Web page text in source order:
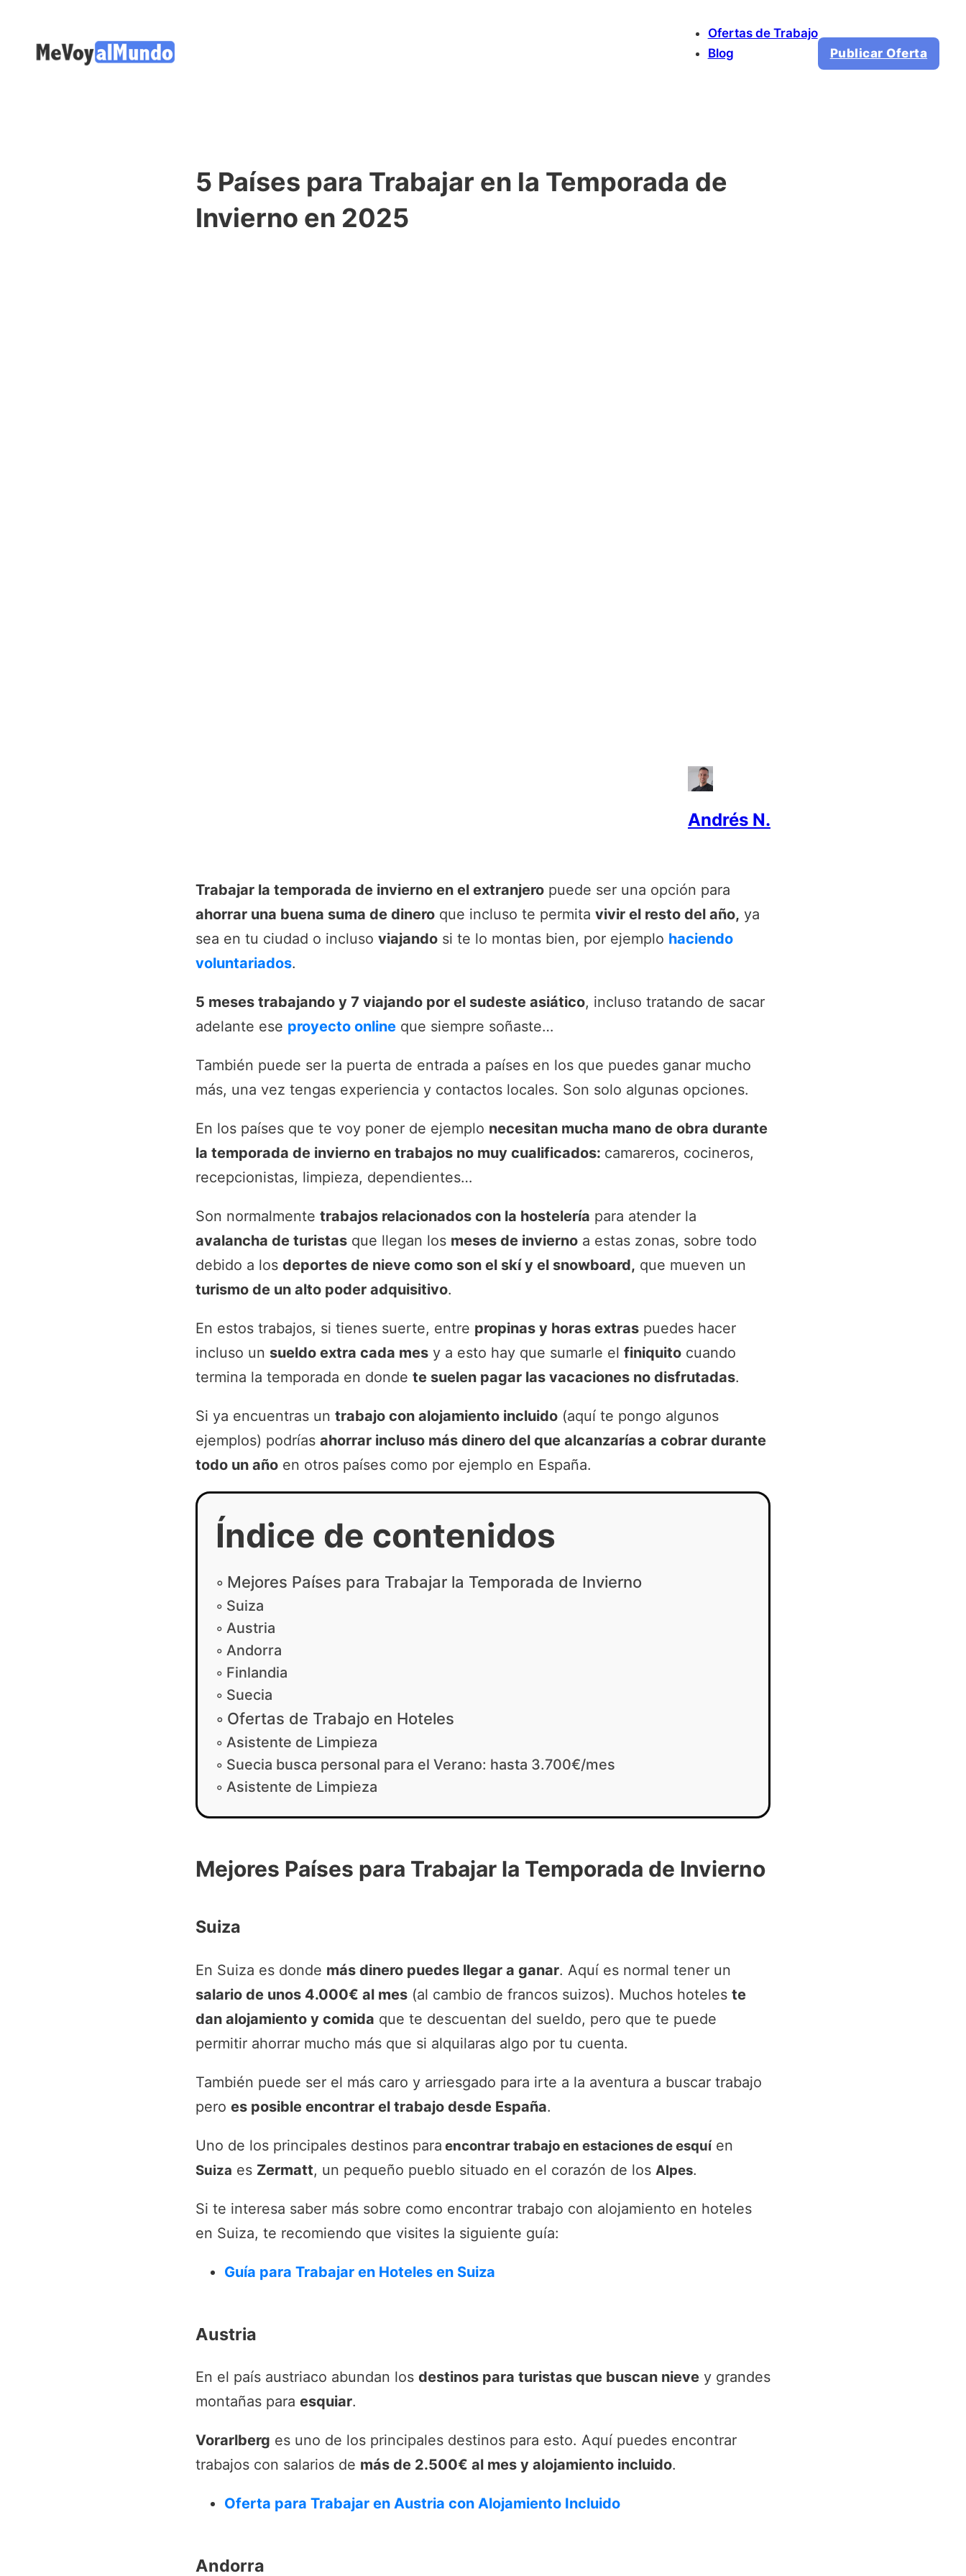
Ofertas de Trabajo
Blog
Publicar Oferta
5 Países para Trabajar en la Temporada de
Invierno en 2025
Andrés N.
Trabajar la temporada de invierno en el extranjero puede ser una opción para
ahorrar una buena suma de dinero que incluso te permita vivir el resto del año, ya
sea en tu ciudad o incluso viajando si te lo montas bien, por ejemplo haciendo
voluntariados.
5 meses trabajando y 7 viajando por el sudeste asiático, incluso tratando de sacar
adelante ese proyecto online que siempre soñaste…
También puede ser la puerta de entrada a países en los que puedes ganar mucho
más, una vez tengas experiencia y contactos locales. Son solo algunas opciones.
En los países que te voy poner de ejemplo necesitan mucha mano de obra durante
la temporada de invierno en trabajos no muy cualificados: camareros, cocineros,
recepcionistas, limpieza, dependientes…
Son normalmente trabajos relacionados con la hostelería para atender la
avalancha de turistas que llegan los meses de invierno a estas zonas, sobre todo
debido a los deportes de nieve como son el skí y el snowboard, que mueven un
turismo de un alto poder adquisitivo.
En estos trabajos, si tienes suerte, entre propinas y horas extras puedes hacer
incluso un sueldo extra cada mes y a esto hay que sumarle el finiquito cuando
termina la temporada en donde te suelen pagar las vacaciones no disfrutadas.
Si ya encuentras un trabajo con alojamiento incluido (aquí te pongo algunos
ejemplos) podrías ahorrar incluso más dinero del que alcanzarías a cobrar durante
todo un año en otros países como por ejemplo en España.
Índice de contenidos
Mejores Países para Trabajar la Temporada de Invierno
Suiza
Austria
Andorra
Finlandia
Suecia
Ofertas de Trabajo en Hoteles
Asistente de Limpieza
Suecia busca personal para el Verano: hasta 3.700€/mes
Asistente de Limpieza
Mejores Países para Trabajar la Temporada de Invierno
Suiza
En Suiza es donde más dinero puedes llegar a ganar. Aquí es normal tener un
salario de unos 4.000€ al mes (al cambio de francos suizos). Muchos hoteles te
dan alojamiento y comida que te descuentan del sueldo, pero que te puede
permitir ahorrar mucho más que si alquilaras algo por tu cuenta.
También puede ser el más caro y arriesgado para irte a la aventura a buscar trabajo
pero es posible encontrar el trabajo desde España.
Uno de los principales destinos para encontrar trabajo en estaciones de esquíen
Suiza es Zermatt, un pequeño pueblo situado en el corazón de los Alpes.
Si te interesa saber más sobre como encontrar trabajo con alojamiento en hoteles
en Suiza, te recomiendo que visites la siguiente guía:
Guía para Trabajar en Hoteles en Suiza
Austria
En el país austriaco abundan los destinos para turistas que buscan nieve y grandes
montañas para esquiar.
Vorarlberg es uno de los principales destinos para esto. Aquí puedes encontrar
trabajos con salarios de más de 2.500€ al mes y alojamiento incluido.
Oferta para Trabajar en Austria con Alojamiento Incluido
Andorra